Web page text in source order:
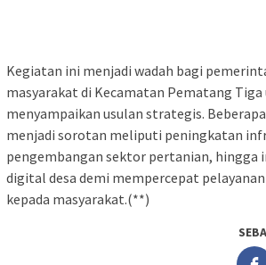
Kegiatan ini menjadi wadah bagi
masyarakat di Kecamatan Pematang
menyampaikan usulan strategis. Beberapa
menjadi sorotan meliputi peningkatan
pengembangan sektor pertanian, hingga
digital desa demi mempercepat